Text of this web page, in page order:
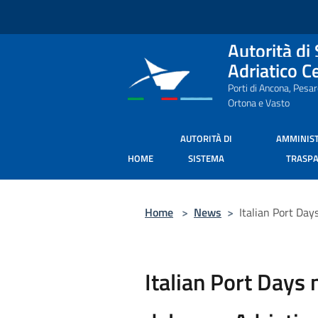
Autorità di
Adriatico
Porti di Ancona,
Ortona e Vasto
HOME
AUTORITÀ DI
SISTEMA
Home > News > Italian Port
Italian Port Days